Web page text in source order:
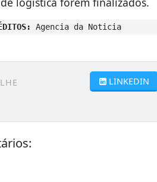
Agencia da Noticia
LINKEDIN